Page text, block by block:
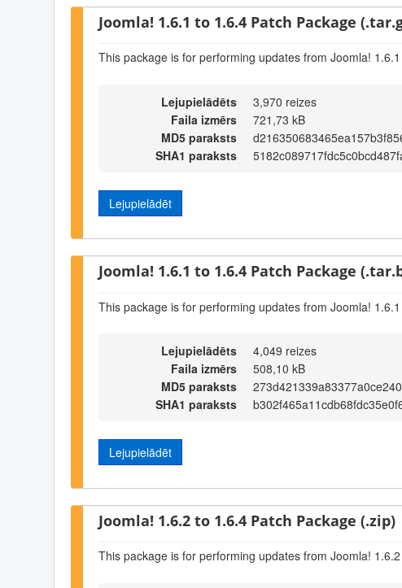
Joomla! 1.6.1 to 1.6.4 Patch Package
This package is for performing updates from Joomla!
Lejupielādēts
3,970 reizes
Faila izmērs
721,73 kB
MD5 paraksts
SHA1 paraksts
Lejupielādēt
Joomla! 1.6.1 to 1.6.4 Patch Package
This package is for performing updates from Joomla!
Lejupielādēts
4,049 reizes
Faila izmērs
508,10 kB
MD5 paraksts
SHA1 paraksts
Lejupielādēt
Joomla! 1.6.2 to 1.6.4 Patch Package (.zip)
This package is for performing updates from Joomla!